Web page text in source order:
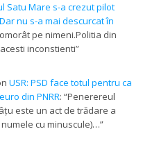
Satu Mare s-a crezut pilot
nu s-a mai descurcat în
pe nimeni.Politia din
inconstienti”
USR: PSD face totul pentru ca
din PNRR: “Penerereul
este un act de trădare a
cu minuscule)…”